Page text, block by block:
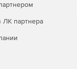
ЛК партнера